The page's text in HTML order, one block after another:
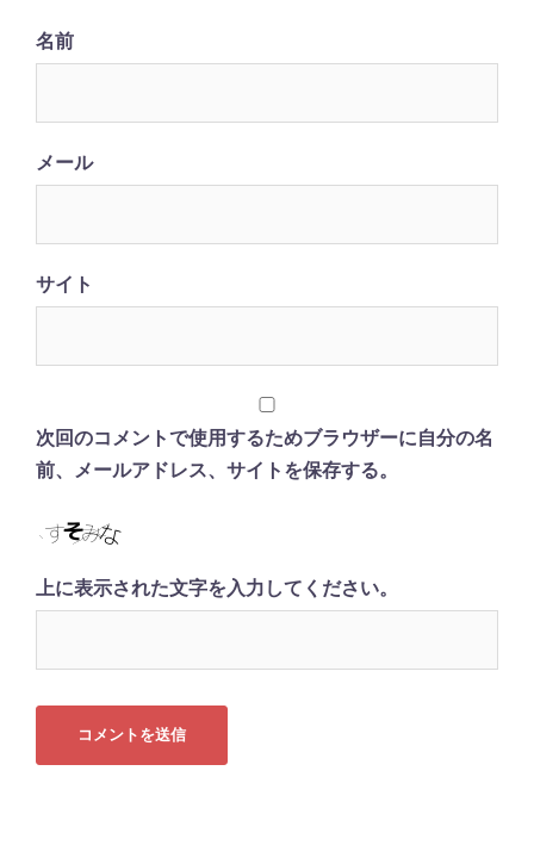
名前
メール
サイト
次回のコメントで使用するためブラウザーに自分の名
前、メールアドレス、サイトを保存する。
上に表示された文字を入力してください。